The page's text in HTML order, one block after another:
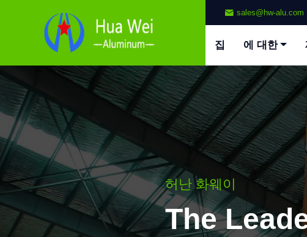
sales@hw-alu.com
집 에 대한
허난 화웨이
The